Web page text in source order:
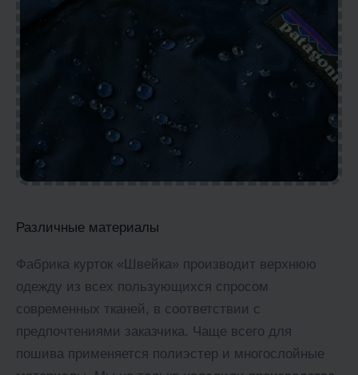
Различные материалы
Фабрика курток «Швейка» производит верхнюю
одежду из всех пользующихся спросом
современных тканей, в соответствии с
предпочтениями заказчика. Чаще всего для
пошива применяется полиэстер и многослойные